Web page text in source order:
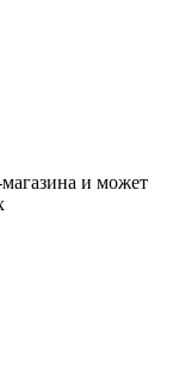
и может